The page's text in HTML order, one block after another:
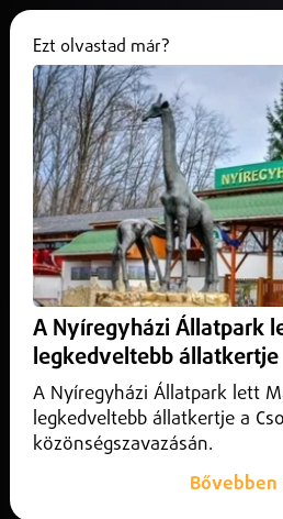
Közlekedés infó
Ezt olvastad már?
A Nyíregyházi Állatpark
legkedveltebb állatkertje
A Nyíregyházi Állatpark lett
legkedveltebb állatkertje a
közönségszavazásán.
Bővebben